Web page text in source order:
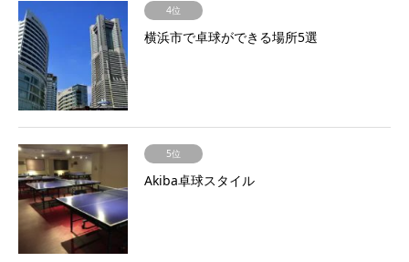
4位
横浜市で卓球ができる場所5選
5位
Akiba卓球スタイル